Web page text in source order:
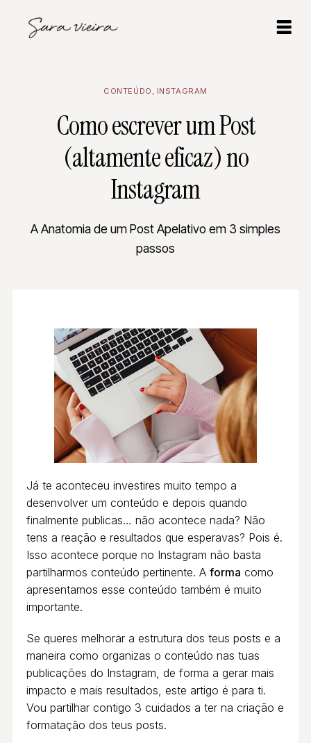
CONTEÚDO INSTAGRAM
Como escrever um Post
(altamente eficaz) no
Instagram
A Anatomia de um Post Apelativo em 3 simples
passos
Já te aconteceu investires muito tempo a
desenvolver um conteúdo e depois quando
finalmente publicas… não acontece nada? Não
tens a reação e resultados que esperavas? Pois é.
Isso acontece porque no Instagram não basta
partilharmos conteúdo pertinente. A forma como
apresentamos esse conteúdo também é muito
importante.
Se queres melhorar a estrutura dos teus posts e a
maneira como organizas o conteúdo nas tuas
publicações do Instagram, de forma a gerar mais
impacto e mais resultados, este artigo é para ti.
Vou partilhar contigo 3 cuidados a ter na criação e
formatação dos teus posts.